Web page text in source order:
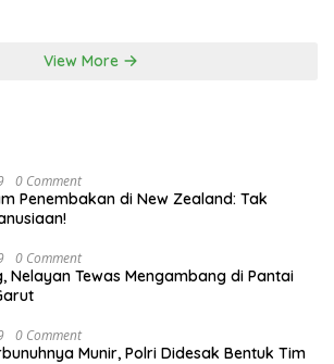
View More
0 Comment
Penembakan di New Zealand: Tak
0 Comment
Nelayan Tewas Mengambang di Pantai
0 Comment
Munir, Polri Didesak Bentuk Tim